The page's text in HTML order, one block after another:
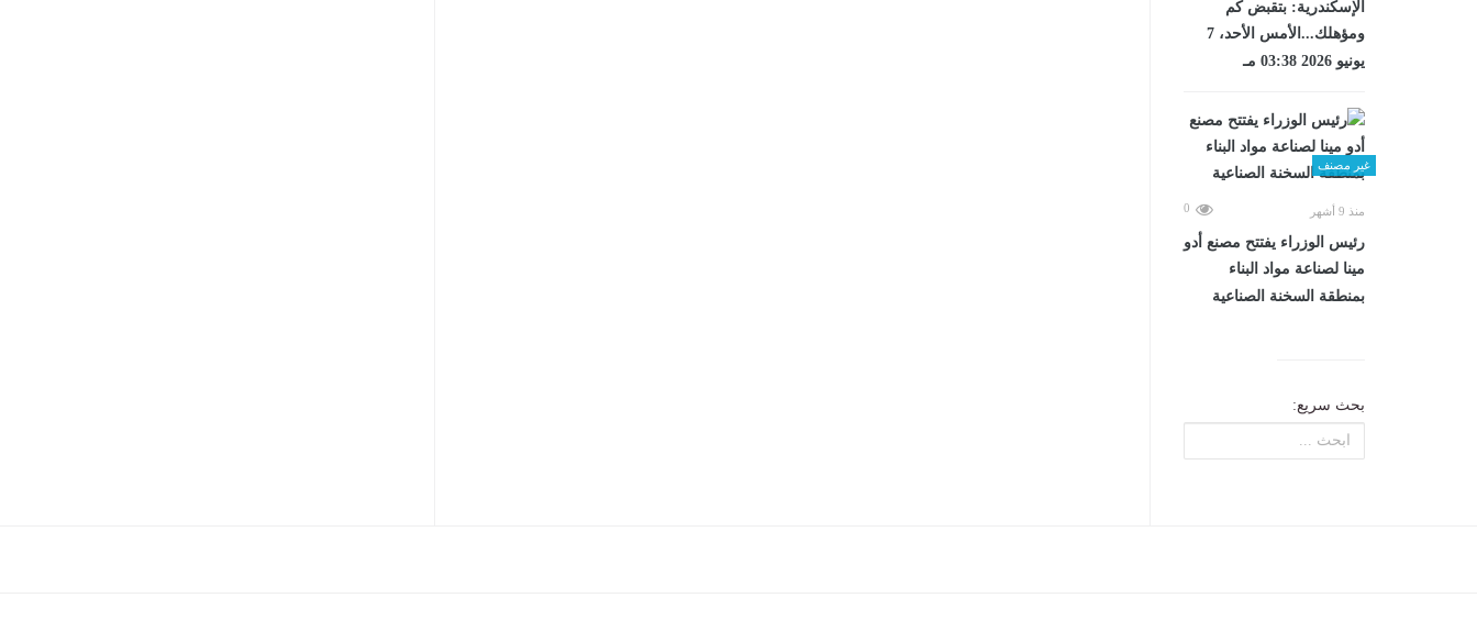
الإسكندرية: بتقبض كم
ومؤهلك...الأمس الأحد، 7
يونيو 2026 03:38 مـ
غير مصنف
منذ 9 أشهر 0
رئيس الوزراء يفتتح مصنع أدو
مينا لصناعة مواد البناء
بمنطقة السخنة الصناعية
بحث سريع: